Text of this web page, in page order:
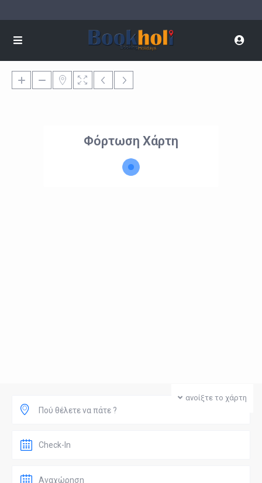
Φόρτωση Χάρτη
ανοίξτε το χάρτη
Πού θέλετε να πάτε ?